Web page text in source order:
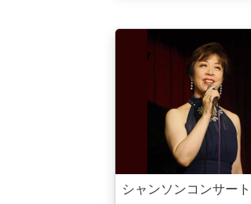
シャンソンコンサート